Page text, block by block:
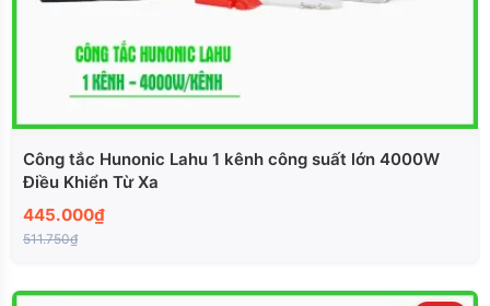
Công tắc Hunonic Lahu 1 kênh công suất lớn 4000W
Điều Khiển Từ Xa
445.000₫
511.750₫